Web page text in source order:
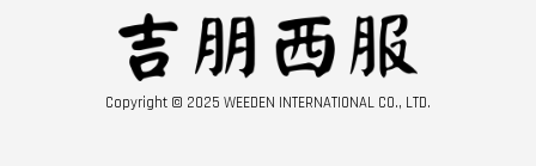
Copyright © 2025 WEEDEN INTERNATIONAL CO., LTD.